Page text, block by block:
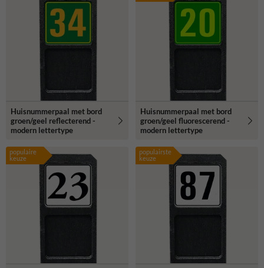
Huisnummerpaal met bord
groen/geel reflecterend -
modern lettertype
Huisnummerpaal met bord
groen/geel fluorescerend -
modern lettertype
populaire
keuze
populairste
keuze